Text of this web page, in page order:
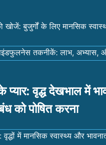
बुजुर्गों के लिए मानसिक
तकनीकें: लाभ, अभ्यास,
प्यार: वृद्ध देखभाल में
को पोषित करना
में मानसिक स्वास्थ्य और